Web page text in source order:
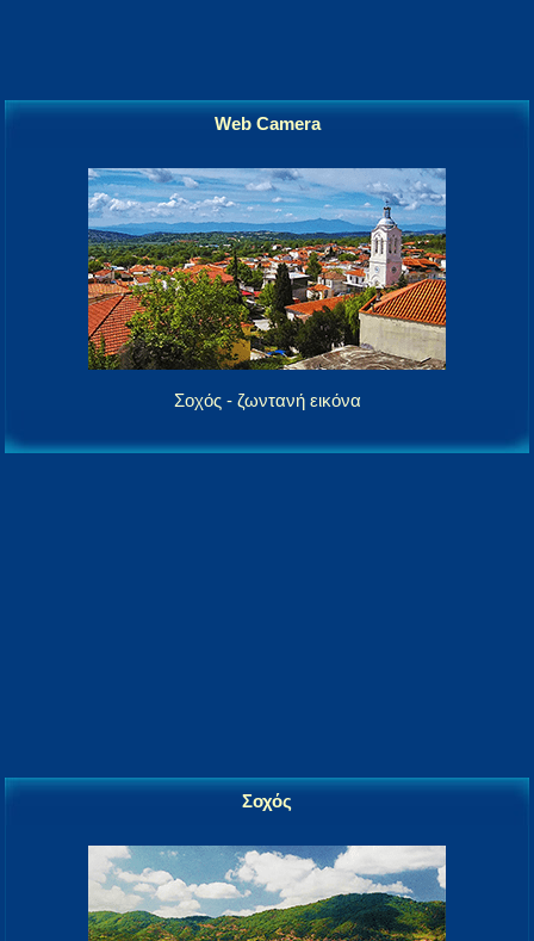
Web Camera
Σοχός - ζωντανή εικόνα
Σοχός